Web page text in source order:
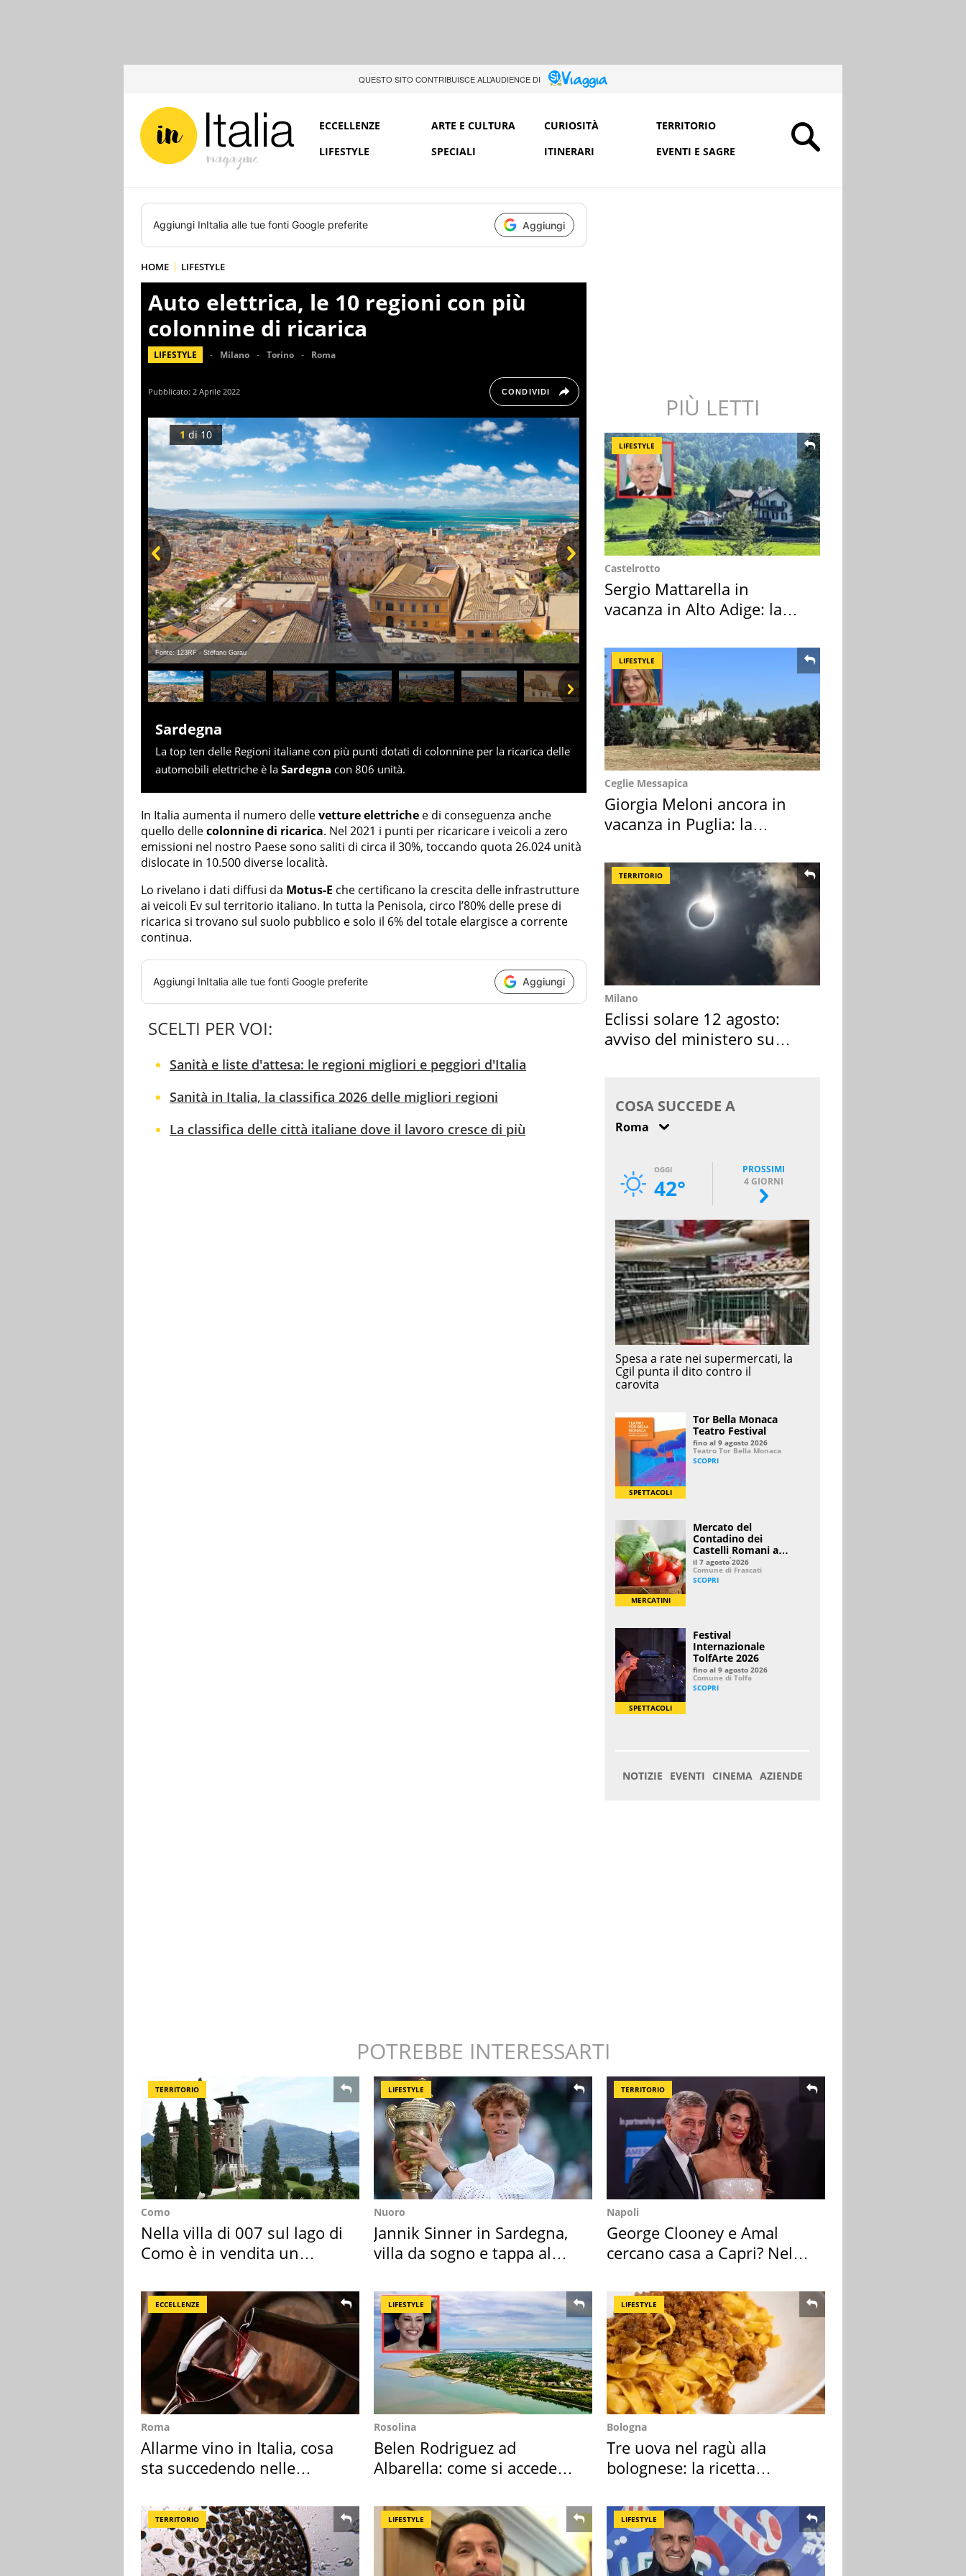
QUESTO SITO CONTRIBUISCE ALL’AUDIENCE DI
ECCELLENZE ARTE E CULTURA CURIOSITÀ
TERRITORIO
LIFESTYLE
SPECIALI ITINERARI EVENTI E SAGRE
Aggiungi InItalia alle tue fonti Google preferite Aggiungi
HOME LIFESTYLE
Auto elettrica, le 10 regioni con più
colonnine di ricarica
LIFESTYLE Milano Torino Roma
Pubblicato: 2 Aprile 2022 CONDIVIDI
Fonte: 123RF - Stefano Garau
Prev Next
1 di10
Sardegna
La top ten delle Regioni italiane con più punti dotati di colonnine per la ricarica delle
automobili elettriche è la Sardegna con 806 unità.
In Italia aumenta il numero dellevetture elettriche e di conseguenza anche
quello dellecolonnine di ricarica. Nel 2021 i punti per ricaricare i veicoli a zero
emissioni nel nostro Paese sono saliti di circa il 30%, toccando quota 26.024 unità
dislocate in 10.500 diverse località.
Lo rivelano i dati diffusi da Motus-E che certificano la crescita delle infrastrutture
ai veicoli Ev sul territorio italiano. In tutta la Penisola, circo l’80% delle prese di
ricarica si trovano sul suolo pubblico e solo il 6% del totale elargisce a corrente
continua.
Aggiungi InItalia alle tue fonti Google preferite Aggiungi
SCELTI PER VOI:
Sanità e liste d'attesa: le regioni migliori e peggiori d'Italia
Sanità in Italia, la classifica 2026 delle migliori regioni
La classifica delle città italiane dove il lavoro cresce di più
PIÙ LETTI
LIFESTYLE
Castelrotto
Sergio Mattarella in
vacanza in Alto Adige: la
LIFESTYLE
Ceglie Messapica
Giorgia Meloni ancora in
vacanza in Puglia: la
TERRITORIO
Milano
Eclissi solare 12 agosto:
avviso del ministero su
POTREBBE INTERESSARTI
TERRITORIO
Como
Nella villa di 007 sul lago di
Como è in vendita un
LIFESTYLE
Nuoro
Jannik Sinner in Sardegna,
villa da sogno e tappa al
TERRITORIO
Napoli
George Clooney e Amal
cercano casa a Capri? Nel
ECCELLENZE
Roma
Allarme vino in Italia, cosa
sta succedendo nelle
LIFESTYLE
Rosolina
Belen Rodriguez ad
Albarella: come si accede
LIFESTYLE
Bologna
Tre uova nel ragù alla
bolognese: la ricetta
TERRITORIO LIFESTYLE LIFESTYLE